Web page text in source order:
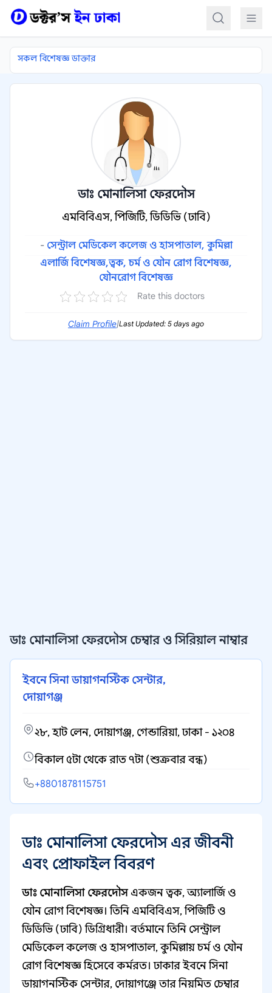
সকল বিশেষজ্ঞ ডাক্তার
ডাঃ মোনালিসা ফেরদৌস
এমবিবিএস, পিজিটি, ডিডিভি (ঢাবি)
- সেন্ট্রাল মেডিকেল কলেজ ও হাসপাতাল, কুমিল্লা
এলার্জি বিশেষজ্ঞ,ত্বক, চর্ম ও যৌন রোগ বিশেষজ্ঞ,
যৌনরোগ বিশেষজ্ঞ
Rate this doctors
Claim Profile|Last Updated: 5 days ago
ডাঃ মোনালিসা ফেরদৌস চেম্বার ও সিরিয়াল নাম্বার
ইবনে সিনা ডায়াগনস্টিক সেন্টার,
দোয়াগঞ্জ
২৮, হাট লেন, দোয়াগঞ্জ, গেন্ডারিয়া, ঢাকা - ১২০৪
বিকাল ৫টা থেকে রাত ৭টা (শুক্রবার বন্ধ)
+8801878115751
ডাঃ মোনালিসা ফেরদৌস এর জীবনী
এবং প্রোফাইল বিবরণ
ডাঃ মোনালিসা ফেরদৌসএকজন ত্বক, অ্যালার্জি ও
যৌন রোগ বিশেষজ্ঞ। তিনি এমবিবিএস, পিজিটি ও
ডিডিভি (ঢাবি) ডিগ্রিধারী। বর্তমানে তিনি সেন্ট্রাল
মেডিকেল কলেজ ও হাসপাতাল, কুমিল্লায় চর্ম ও যৌন
রোগ বিশেষজ্ঞ হিসেবে কর্মরত। ঢাকার ইবনে সিনা
ডায়াগনস্টিক সেন্টার, দোয়াগঞ্জে তার নিয়মিত চেম্বার